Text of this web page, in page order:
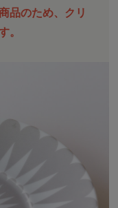
品のため、クリ
。